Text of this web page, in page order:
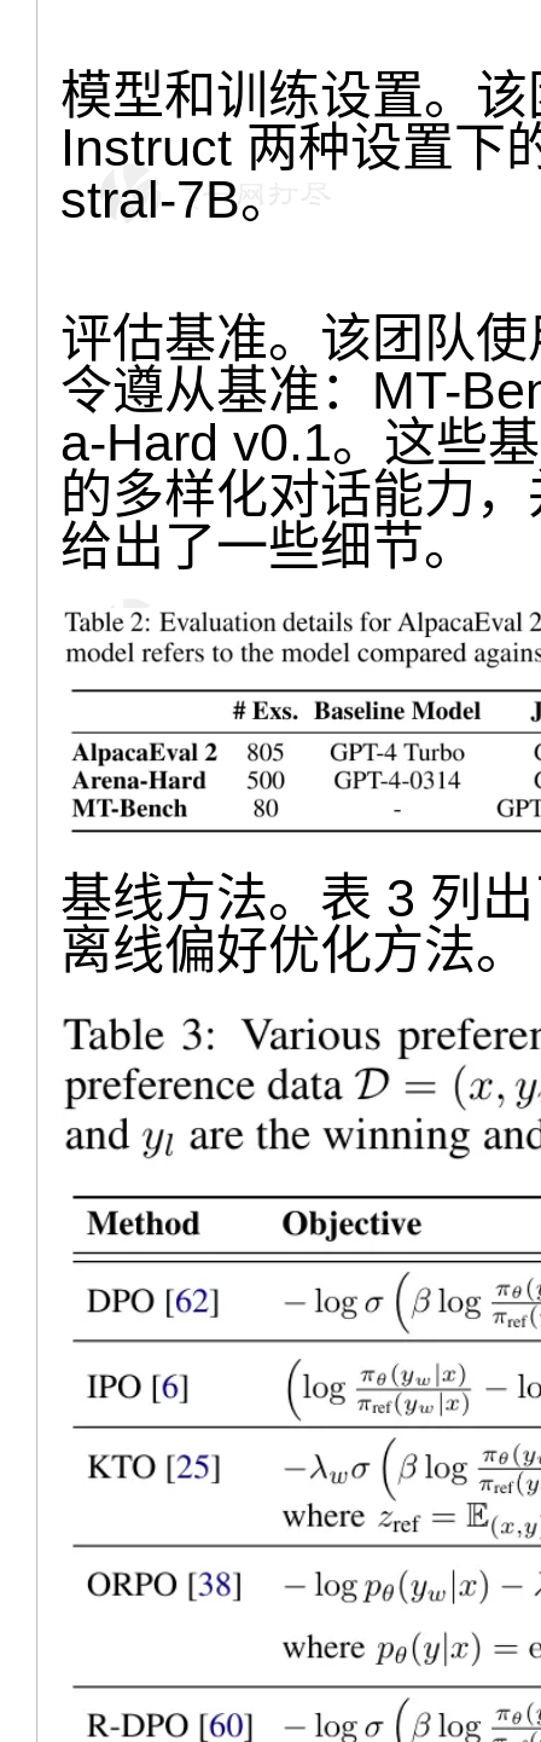
模型和训练设置。
Instruct 两种设置下
stral-7B。
评估基准。该团队
令遵从基准：MT-
a-Hard v0.1。这些
的多样化对话能力
给出了一些细节。
基线方法。表 3 列
离线偏好优化方法。